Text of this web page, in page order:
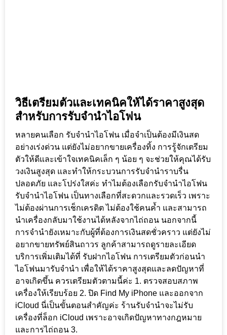
วิธีเตรียมตัวและเทคนิคให้ได้ราคาสูงสุด
สำหรับการรับจำนำไอโฟน
หลายคนเลือก รับจำนำไอโฟน เมื่อจำเป็นต้องมีเงินสด
อย่างเร่งด่วน แต่ยังไม่อยากขายเครื่องทิ้ง การรู้จักเตรียม
ตัวให้ดีและเข้าใจเทคนิคเล็ก ๆ น้อย ๆ จะช่วยให้คุณได้รับ
วงเงินสูงสุด และทำให้กระบวนการรับจำนำราบรื่น
ปลอดภัย และโปร่งใสค่ะ ทำไมต้องเลือกรับจำนำไอโฟน
รับจำนำไอโฟน เป็นทางเลือกที่สะดวกและรวดเร็ว เพราะ
ไม่ต้องผ่านการเช็กเครดิต ไม่ต้องใช้คนค้ำ และสามารถ
นำเครื่องกลับมาใช้งานได้หลังจากไถ่ถอน นอกจากนี้
การจำนำยังเหมาะกับผู้ที่ต้องการเงินสดชั่วคราว แต่ยังไม่
อยากขายทรัพย์สินถาวร ลูกค้าสามารถดูรายละเอียด
บริการเพิ่มเติมได้ที่ รับฝากไอโฟน การเตรียมตัวก่อนนำ
ไอโฟนมารับจำนำ เพื่อให้ได้ราคาสูงสุดและลดปัญหาที่
อาจเกิดขึ้น ควรเตรียมตัวตามนี้ค่ะ 1. ตรวจสอบสภาพ
เครื่องให้เรียบร้อย 2. ปิด Find My iPhone และออกจาก
iCloud นี่เป็นขั้นตอนสำคัญค่ะ ร้านรับจำนำจะไม่รับ
เครื่องที่ล็อก iCloud เพราะอาจเกิดปัญหาทางกฎหมาย
และการไถ่ถอน 3.